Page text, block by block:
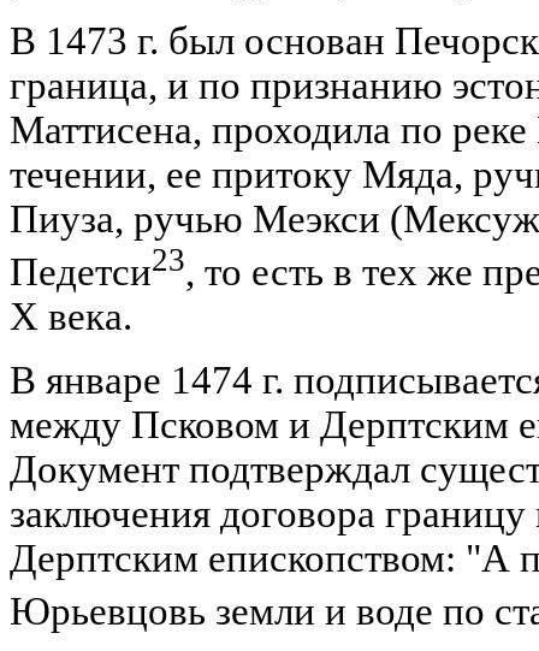
В 1473 г. был основан
граница, и по признанию
Маттисена, проходила по
течении, ее притоку Мяда,
Пиуза, ручью Меэкси
Педетси23, то есть в тех же
X века.
В январе 1474 г.
между Псковом и Дерптским
Документ подтверждал
заключения договора
Дерптским епископством: "А
Юрьевцовь земли и воде по